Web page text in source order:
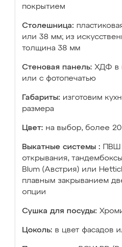
покрытием
Столешница:
или 38 мм; из
толщина 38 мм
Стеновая панель: ХДФ в
или с фотопечатью
Габариты: изготовим
размера
Цвет: на выбор, более
Выкатные системы :
открывания,
Blum (Австрия) или
плавным закрыванием
опции
Сушка для посуды:
Цоколь: в цвет фасадов